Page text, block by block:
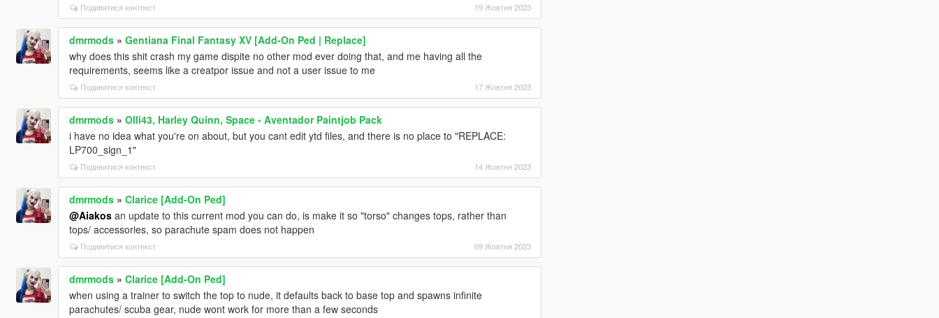
Подивитися контекст 19 Жовтня 2023
dmrmods» Gentiana Final Fantasy XV [Add-On Ped | Replace]
why does this shit crash my game dispite no other mod ever doing that, and me having all the
requirements, seems like a creatpor issue and not a user issue to me
Подивитися контекст 17 Жовтня 2023
dmrmods» Olli43, Harley Quinn, Space - Aventador Paintjob Pack
i have no idea what you're on about, but you cant edit ytd files, and there is no place to "REPLACE:
LP700_sign_1"
Подивитися контекст 14 Жовтня 2023
dmrmods» Clarice [Add-On Ped]
@Aiakosan update to this current mod you can do, is make it so "torso" changes tops, rather than
tops/ accessories, so parachute spam does not happen
Подивитися контекст 09 Жовтня 2023
dmrmods» Clarice [Add-On Ped]
when using a trainer to switch the top to nude, it defaults back to base top and spawns infinite
parachutes/ scuba gear, nude wont work for more than a few seconds